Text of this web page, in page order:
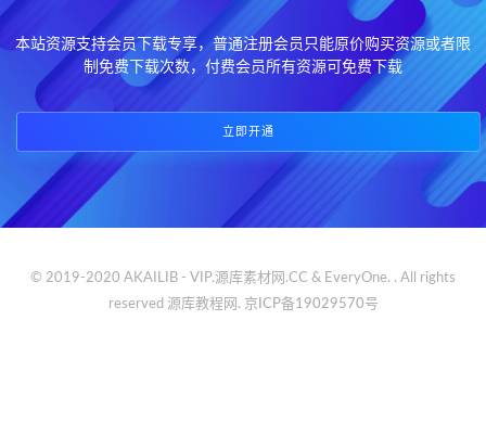
本站资源支持会员下载专享，普通注册会员只能原价购买资源或者限
制免费下载次数，付费会员所有资源可免费下载
立即开通
© 2019-2020 AKAILIB - VIP.源库素材网.CC & EveryOne. . All rights
reserved 源库教程网. 京ICP备19029570号